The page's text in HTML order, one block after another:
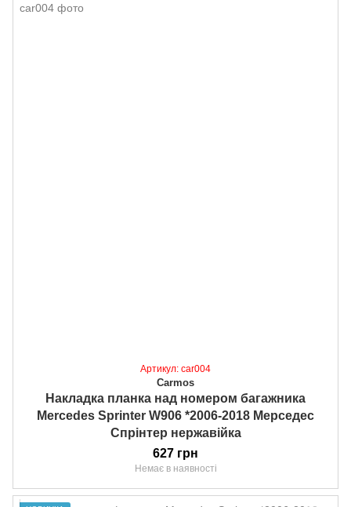
Артикул: car004
Carmos
Накладка планка над номером багажника
Mercedes Sprinter W906 *2006-2018 Мерседес
Спрінтер нержавійка
627 грн
Немає в наявності